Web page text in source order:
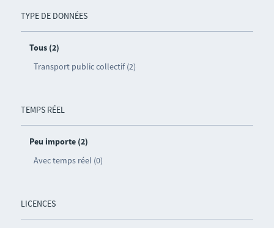
TYPE DE DONNÉES
Tous (2)
Transport public collectif (2)
TEMPS RÉEL
Peu importe (2)
Avec temps réel (0)
LICENCES